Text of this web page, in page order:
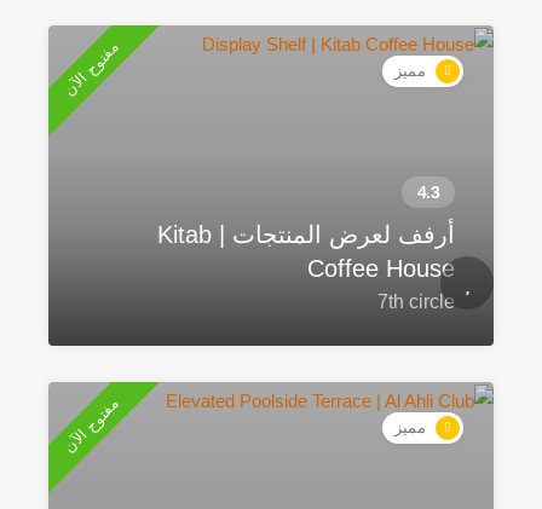
مميز مفتوح الآن
أرفف لعرض المنتجات | Kitab
Coffee House
7th circle
مميز مفتوح الآن